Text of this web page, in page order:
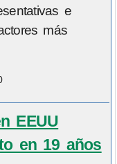
e
más
EEUU
en 19 años